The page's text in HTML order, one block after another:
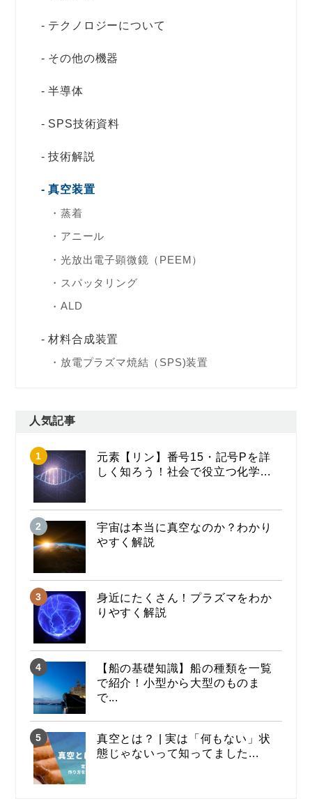
テクノロジーについて
その他の機器
半導体
SPS技術資料
技術解説
真空装置
蒸着
アニール
光放出電子顕微鏡（PEEM）
スパッタリング
ALD
材料合成装置
放電プラズマ焼結（SPS)装置
人気記事
元素【リン】番号15・記号Pを詳
しく知ろう！社会で役立つ化学...
宇宙は本当に真空なのか？わかり
やすく解説
身近にたくさん！プラズマをわか
りやすく解説
【船の基礎知識】船の種類を一覧
で紹介！小型から大型のものま
で...
真空とは？ | 実は「何もない」状
態じゃないって知ってました...